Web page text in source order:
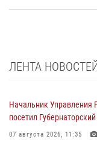
ЛЕНТА
Начальник Управления
посетил
07 августа 2026, 11:35